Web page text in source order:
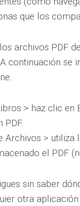
que los
archivos PDF
continuación se
> haz clic en
PDF.
Archivos > utiliza
el PDF
sin saber
otra